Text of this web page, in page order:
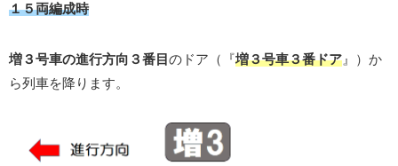
１５両編成時
増３号車の進行方向３番目 のドア（『増３号車３番ドア 』）か
ら列車を降ります。